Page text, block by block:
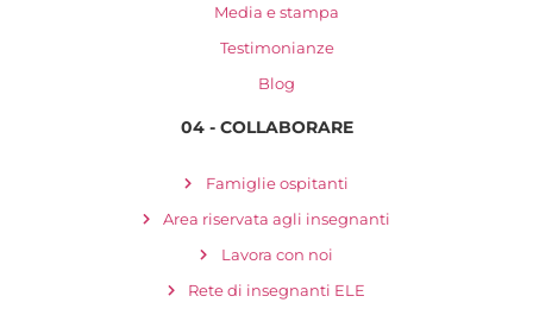
Media e stampa
Testimonianze
Blog
04 - COLLABORARE
Famiglie ospitanti
Area riservata agli insegnanti
Lavora con noi
Rete di insegnanti ELE